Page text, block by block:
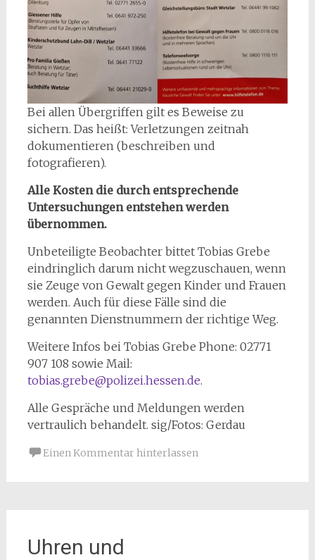
Bei allen Übergriffen gilt es Beweise zu
sichern. Das heißt: Verletzungen zeitnah
dokumentieren (beschreiben und
fotografieren).
Alle Kosten die durch entsprechende
Untersuchungen entstehen werden
übernommen.
Unbeteiligte Beobachter bittet Tobias Grebe
eindringlich darum nicht wegzuschauen, wenn
sie Zeuge von Gewalt gegen Kinder und Frauen
werden. Auch für diese Fälle sind die
genannten Dienstnummern der richtige Weg.
Weitere Infos bei Tobias Grebe Phone: 02771
907 108 sowie Mail:
tobias.grebe@polizei.hessen.de.
Alle Gespräche und Meldungen werden
vertraulich behandelt. sig/Fotos: Gerdau
Einen Kommentar hinterlassen
Uhren und